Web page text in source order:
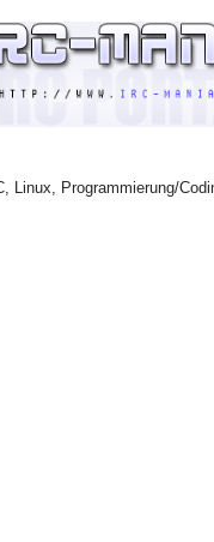
Linux, Programmierung/